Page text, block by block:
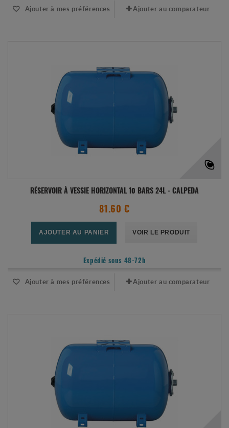
Ajouter à mes préférences Ajouter au comparateur
RÉSERVOIR À VESSIE HORIZONTAL 10 BARS 24L - CALPEDA
81.60 €
AJOUTER AU PANIER VOIR LE PRODUIT
Expédié sous 48-72h
Ajouter à mes préférences Ajouter au comparateur